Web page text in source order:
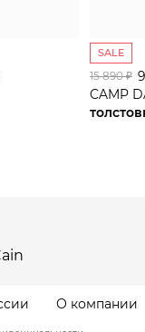
SALE
15 890 ₽
CAMP
О компании